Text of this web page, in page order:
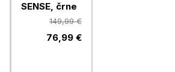
SENSE, črne
149,99 €
76,99 €